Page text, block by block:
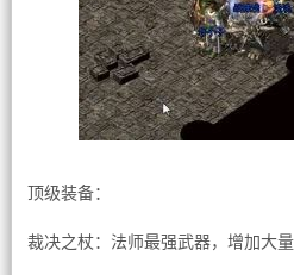
顶级装备：
裁决之杖：法师最强武器，增加大